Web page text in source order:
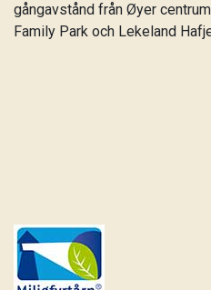
gångavstånd från Øyer
Family Park och Lekeland